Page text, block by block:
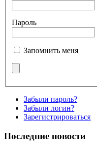
Пароль
Запомнить меня
Забыли пароль?
Забыли логин?
Зарегистрироваться
Последние новости